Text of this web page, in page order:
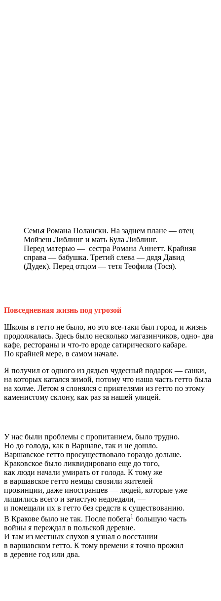
Семья Романа Полански. На заднем плане — отец
Мойзеш Либлинг и мать Була Либлинг.
Перед матерью — сестра Романа Аннетт. Крайняя
справа — бабушка. Третий слева — дядя Давид
(Дудек). Перед отцом — тетя Теофила (Тося).
Повседневная жизнь под угрозой
Школы в гетто не было, но это все‑таки был город, и жизнь
продолжалась. Здесь было несколько магазинчиков, одно‑ два
кафе, рестораны и что‑то вроде сатирического кабаре.
По крайней мере, в самом начале.
Я получил от одного из дядьев чудесный подарок — санки,
на которых катался зимой, потому что наша часть гетто была
на холме. Летом я слонялся с приятелями из гетто по этому
каменистому склону, как раз за нашей улицей.
У нас были проблемы с пропитанием, было трудно.
Но до голода, как в Варшаве, так и не дошло.
Варшавское гетто просуществовало гораздо дольше.
Краковское было ликвидировано еще до того,
как люди начали умирать от голода. К тому же
в варшавское гетто немцы свозили жителей
провинции, даже иностранцев — людей, которые уже
лишились всего и зачастую недоедали, —
и помещали их в гетто без средств к существованию.
В Кракове было не так. После побега1 большую часть
войны я переждал в польской деревне.
И там из местных слухов я узнал о восстании
в варшавском гетто. К тому времени я точно прожил
в деревне год или два.